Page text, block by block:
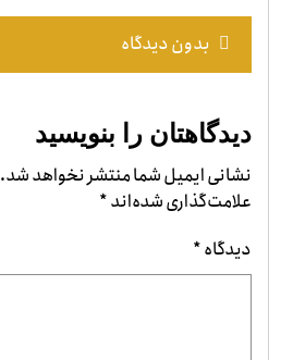
بدون دیدگاه
دیدگاهتان را بنویسید
نشانی ایمیل شما منتشر نخواهد شد.
علامت‌گذاری شده‌اند*
دیدگاه*